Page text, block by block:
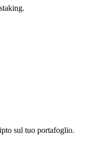
sul tuo portafoglio.